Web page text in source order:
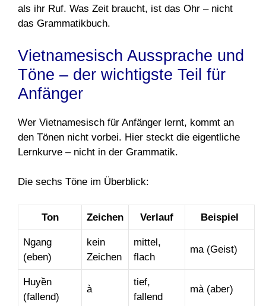
als ihr Ruf. Was Zeit braucht, ist das Ohr – nicht
das Grammatikbuch.
Vietnamesisch Aussprache und
Töne – der wichtigste Teil für
Anfänger
Wer Vietnamesisch für Anfänger lernt, kommt an
den Tönen nicht vorbei. Hier steckt die eigentliche
Lernkurve – nicht in der Grammatik.
Die sechs Töne im Überblick:
Ton Zeichen Verlauf Beispiel
Ngang
(eben)
kein
Zeichen
mittel,
flach
ma (Geist)
Huyền
(fallend)
à
tief,
fallend
mà (aber)